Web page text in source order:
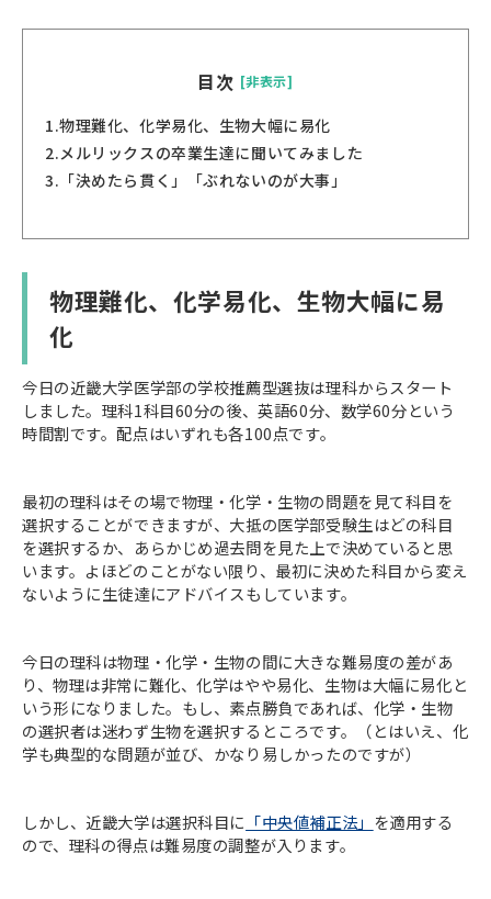
目次 [非表示]
1.物理難化、化学易化、生物大幅に易化
2.メルリックスの卒業生達に聞いてみました
3. 「決めたら貫く」「ぶれないのが大事」
物理難化、化学易化、生物大幅に易
化
今日の近畿大学医学部の学校推薦型選抜は理科からスタート
しました。理科1科目60分の後、英語60分、数学60分という
時間割です。配点はいずれも各100点です。
最初の理科はその場で物理・化学・生物の問題を見て科目を
選択することができますが、大抵の医学部受験生はどの科目
を選択するか、あらかじめ過去問を見た上で決めていると思
います。よほどのことがない限り、最初に決めた科目から変え
ないように生徒達にアドバイスもしています。
今日の理科は物理・化学・生物の間に大きな難易度の差があ
り、物理は非常に難化、化学はやや易化、生物は大幅に易化と
いう形になりました。もし、素点勝負であれば、化学・生物
の選択者は迷わず生物を選択するところです。（とはいえ、化
学も典型的な問題が並び、かなり易しかったのですが）
しかし、近畿大学は選択科目に 「中央値補正法」 を適用する
ので、理科の得点は難易度の調整が入ります。